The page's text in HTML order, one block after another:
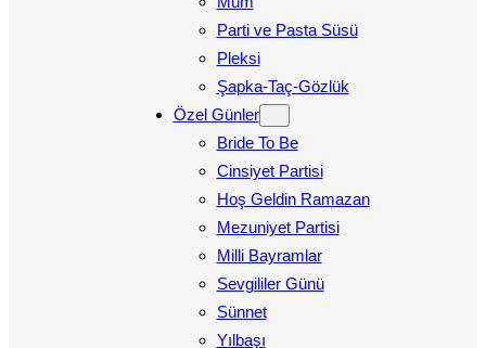
Parti ve Pasta Süsü
Pleksi
Şapka-Taç-Gözlük
Özel Günler
Bride To Be
Cinsiyet Partisi
Hoş Geldin Ramazan
Mezuniyet Partisi
Milli Bayramlar
Sevgililer Günü
Sünnet
Yılbaşı